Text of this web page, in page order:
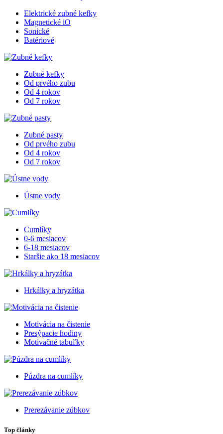
Elektrické zubné kefky
Magnetické iO
Sonické
Batériové
Zubné kefky
Od prvého zubu
Od 4 rokov
Od 7 rokov
Zubné pasty
Od prvého zubu
Od 4 rokov
Od 7 rokov
Ústne vody
Cumlíky
0-6 mesiacov
6-18 mesiacov
Staršie ako 18 mesiacov
Hrkálky a hryzátka
Motivácia na čistenie
Presýpacie hodiny
Motivačné tabuľky
Púzdra na cumlíky
Prerezávanie zúbkov
Top články